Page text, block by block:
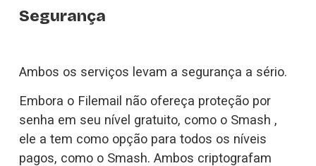
Segurança
Ambos os serviços levam a segurança a sério.
Embora o Filemail não ofereça proteção por
senha em seu nível gratuito, como o Smash ,
ele a tem como opção para todos os níveis
pagos, como o Smash. Ambos criptografam